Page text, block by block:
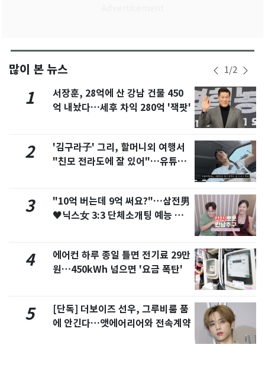
많이 본 뉴스 1/2
1
서장훈, 28억에 산 강남 건물 450
억 내놨다…세후 차익 280억 '잭팟'
2
'김구라子' 그리, 할머니외 여행서
"친모 전라도에 잘 있어"…유튜브
3
"10억 버는데 9억 써요?"…삼전男
♥닉스女 3:3 단체소개팅 예능 화
4
에어컨 하루 종일 틀면 전기료 29만
원…450kWh 넘으면 '요금 폭탄'
5
[단독] 더보이즈 선우, 그루비룸 품
에 안긴다…앳에어리어와 전속계약